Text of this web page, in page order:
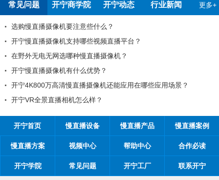
常见问题 开宁商学院 开宁动态 行业新闻 更多+
意些什么？
哪些视频直播平台？
慢直播摄像机？
么优势？
播摄像机还能应用在哪些应用场景？
么样？
开宁慢直播厂家告诉
开宁首页 慢直播设备 慢直播产品 慢直播案例
慢直播方案 视频中心 帮助中心 合作必读
开宁学院 常见问题 开宁工厂 联系开宁